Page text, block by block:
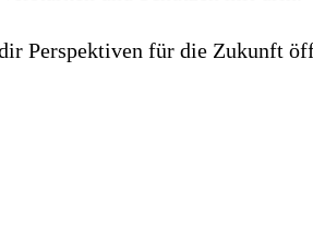
Perspektiven für die Zukunft